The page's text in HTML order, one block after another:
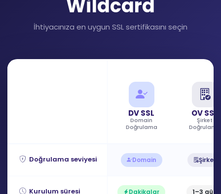
Wildcard
İhtiyacınıza en uygun SSL sertifikasını seçin
DV SSL
Domain
Doğrulama
OV SSL
Şirket
Doğrulama
Doğrulama seviyesi Domain Şirket
Kurulum süresi Dakikalar 1–3 gün